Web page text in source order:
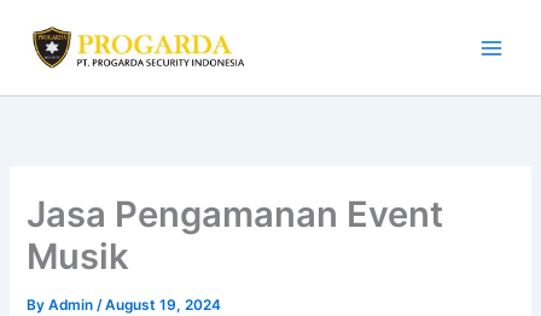
content
Jasa Pengamanan Event
Musik
ByAdmin/August 19, 2024